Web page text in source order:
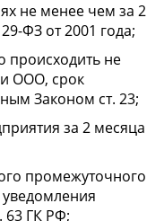
не менее чем за 2
ФЗ от 2001 года;
происходить не
ООО, срок
Законом ст. 23;
за 2 месяца
промежуточного
63 ГК РФ;